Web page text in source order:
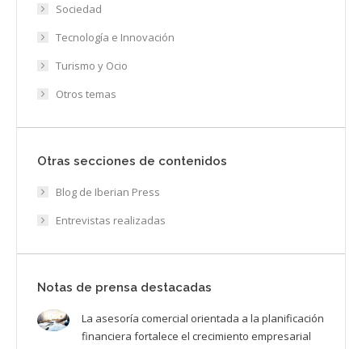
Sociedad
Tecnología e Innovación
Turismo y Ocio
Otros temas
Otras secciones de contenidos
Blog de Iberian Press
Entrevistas realizadas
Notas de prensa destacadas
La asesoría comercial orientada a la planificación
financiera fortalece el crecimiento empresarial